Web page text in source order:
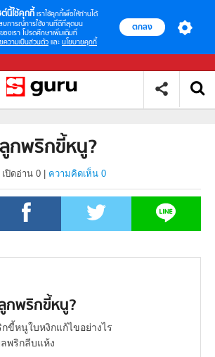
ต์นี้ใช้คุกกี้ เราใช้คุกกี้เพื่อให้ท่านได้
บการณ์การใช้งานที่ดีที่สุดบน
ของเรา โปรดศึกษาเพิ่มเติมที่
ความเป็นส่วนตัว และ นโยบายคุกกี้
ตกลง
กพริกขี้หนู?
เปิดอ่าน 0 ความคิดเห็น 0
กพริกขี้หนู?
หนูใบหงิกแก้ไขอย่างไร
พริกลีบแห้ง